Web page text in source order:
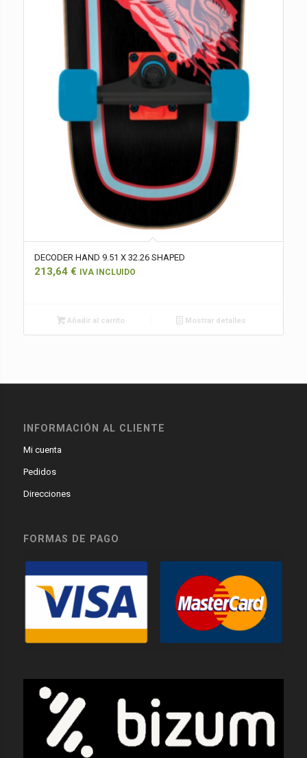
DECODER HAND 9.51 X 32.26 SHAPED
213,64 € IVA INCLUIDO
Añadir al carrito Mostrar detalles
INFORMACIÓN AL CLIENTE
Mi cuenta
Pedidos
Direcciones
FORMAS DE PAGO